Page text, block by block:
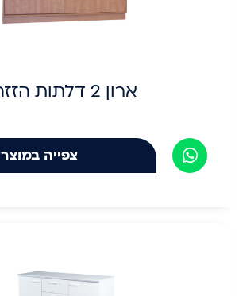
ארון 2 דלתות הזזה
צפייה במוצר